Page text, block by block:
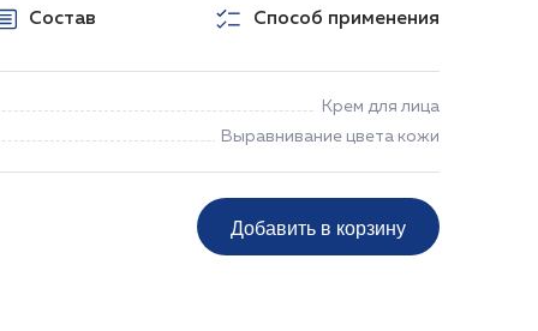
Состав Способ применения
Крем для лица
Выравнивание цвета кожи
Добавить в корзину